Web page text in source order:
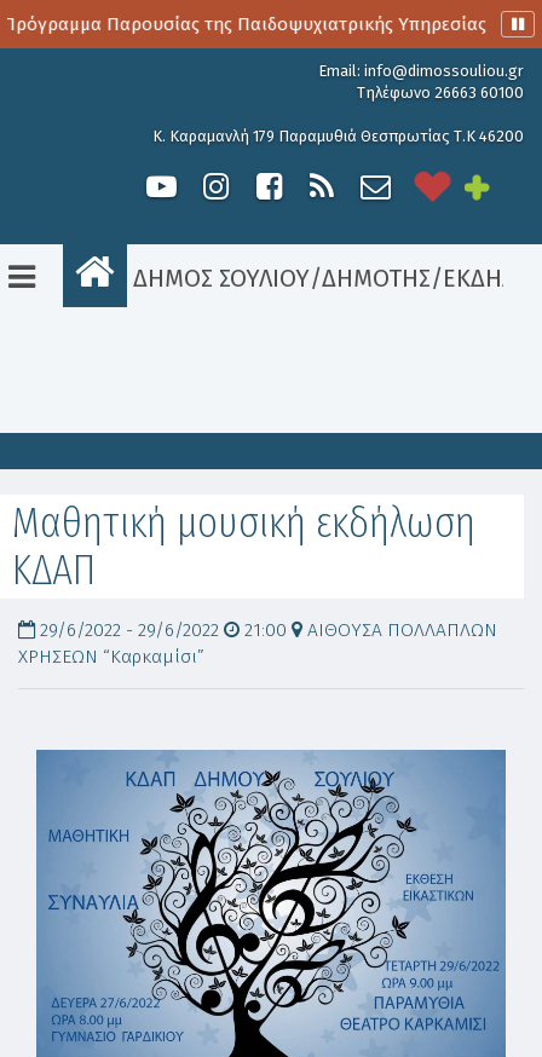
Παρουσίας της Παιδοψυχιατρικής Υπηρεσίας
Email: info@dimossouliou.gr
Τηλέφωνο 26663 60100
Κ. Καραμανλή 179 Παραμυθιά Θεσπρωτίας Τ.Κ 46200
ΔΗΜΟΣ ΣΟΥΛΙΟΥ/ΔΗΜΟΤΗΣ/
Μαθητική μουσική εκδήλωση
ΚΔΑΠ
29/6/2022 - 29/6/2022 21:00
ΑΙΘΟΥΣΑ ΠΟΛΛΑΠΛΩΝ
ΧΡΗΣΕΩΝ “Καρκαμίσι”